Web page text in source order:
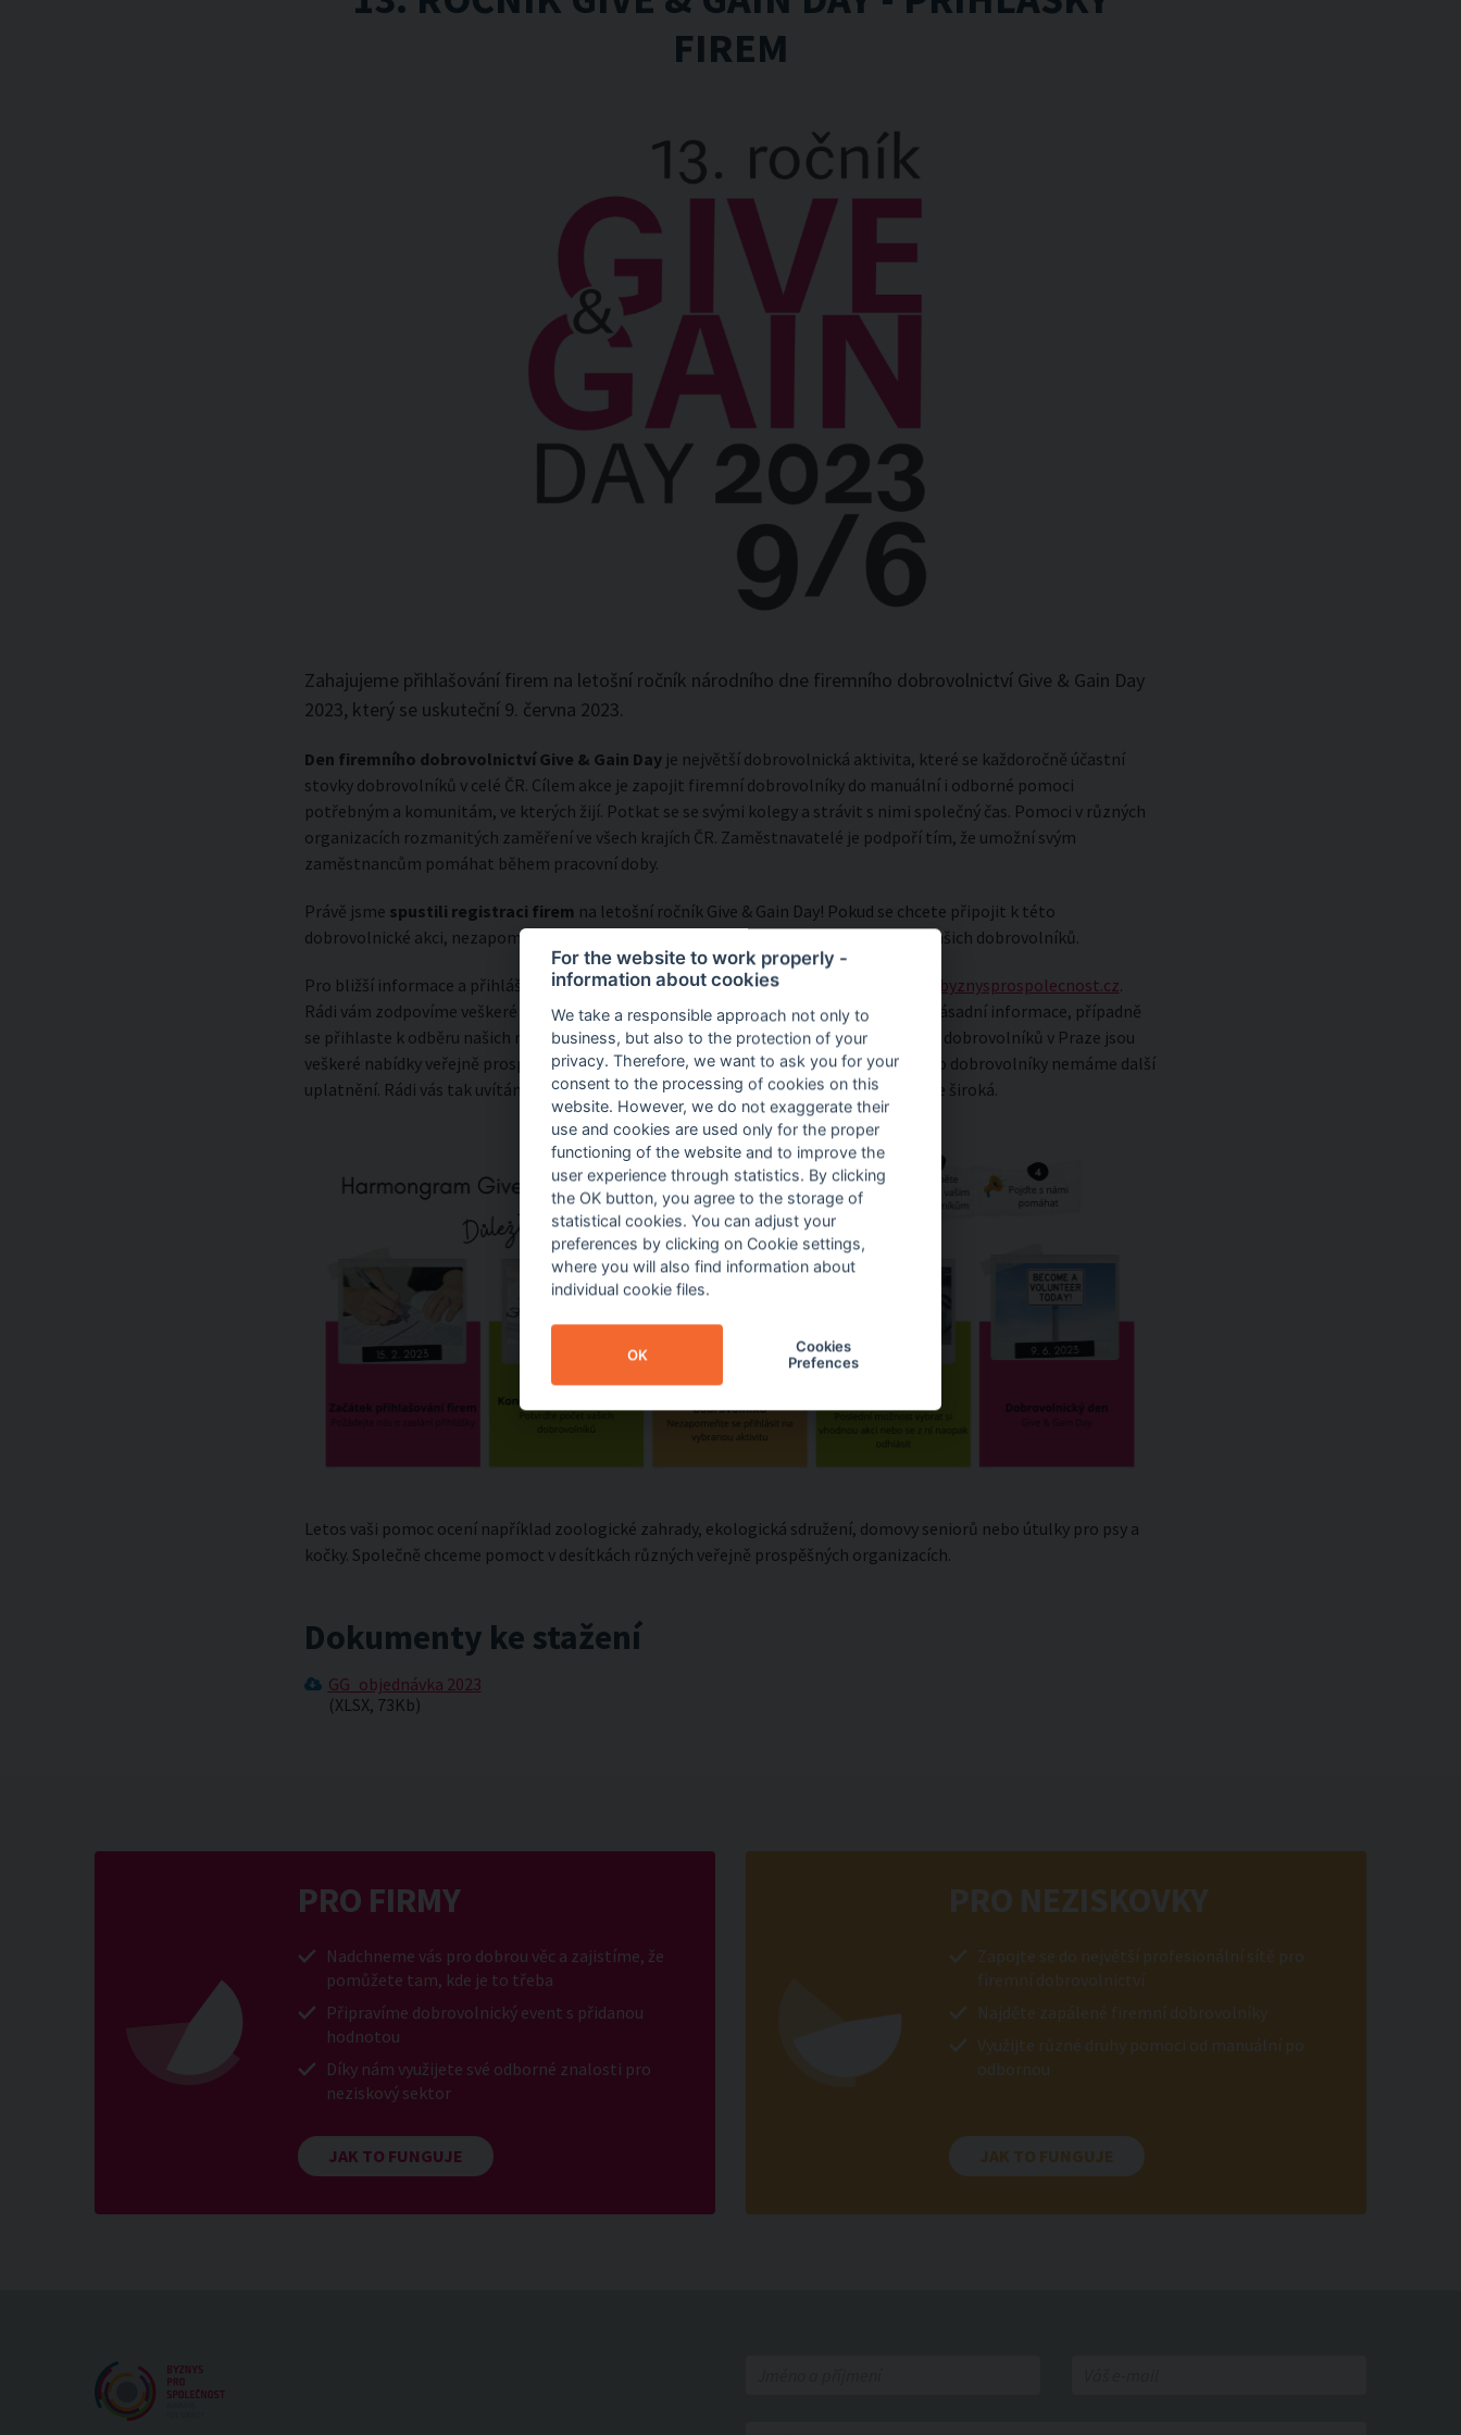
FIREM
Zahajujeme přihlašování firem na letošní ročník národního dne firemního dobrovolnictví Give & Gain Day
2023, který se uskuteční 9. června 2023.
Den firemního dobrovolnictví Give & Gain Dayje největší dobrovolnická aktivita, které se každoročně účastní
stovky dobrovolníků v celé ČR. Cílem akce je zapojit firemní dobrovolníky do manuální i odborné pomoci
potřebným a komunitám, ve kterých žijí. Potkat se se svými kolegy a strávit s nimi společný čas. Pomoci v různých
organizacích rozmanitých zaměření ve všech krajích ČR. Zaměstnavatelé je podpoří tím, že umožní svým
zaměstnancům pomáhat během pracovní doby.
Právě jsme spustili registraci firem na letošní ročník Give & Gain Day! Pokud se chcete připojit k této
dobrovolnické akci, nezapomeňte nám poslat svoji přihlášku, ve které uveďte počet vašich dobrovolníků.
Pro bližší informace a přihlášku kontaktujtePavla Kučeru, 📞733 356 851, 📧 kucera@byznysprospolecnost.cz.
Rádi vám zodpovíme veškeré vaše dotazy. Sledujte nášweb, kde jsou uvedeny veškeré zásadní informace, případně
se přihlaste k odběru našich novinek, aby vám nic zásadního neuteklo. Pro velký zájem dobrovolníků v Praze jsou
veškeré nabídky veřejně prospěšných organizacíjiž naplněny a v Prazev tuto chvíli pro dobrovolníky nemáme další
uplatnění. Rádi vás tak uvítáme
v dalších krajích v republice, kde je nabídka ještě stále široká.
Letos vaši pomoc ocení například zoologické zahrady, ekologická sdružení, domovy seniorů nebo útulky pro psy a
kočky. Společně chceme pomoct v desítkách různých veřejně prospěšných organizacích.
Dokumenty ke stažení
GG_objednávka 2023
(XLSX, 73Kb)
PRO FIRMY
Nadchneme vás pro dobrou věc a zajistíme, že
pomůžete tam, kde je to třeba
Připravíme dobrovolnický event s přidanou
hodnotou
Díky nám využijete své odborné znalosti pro
neziskový sektor
JAK TO FUNGUJE
PRO NEZISKOVKY
Zapojte se do největší profesionální sítě pro
firemní dobrovolnictví
Najděte zapálené firemní dobrovolníky
Využijte různé druhy pomoci od manuální po
odbornou
JAK TO FUNGUJE
For the website to work properly -
information about cookies
We take a responsible approach not only to
business, but also to the protection of your
privacy. Therefore, we want to ask you for your
consent to the processing of cookies on this
website. However, we do not exaggerate their
use and cookies are used only for the proper
functioning of the website and to improve the
user experience through statistics. By clicking
the OK button, you agree to the storage of
statistical cookies. You can adjust your
preferences by clicking on Cookie settings,
where you will also find information about
individual cookie files.
OK
Cookies
Prefences